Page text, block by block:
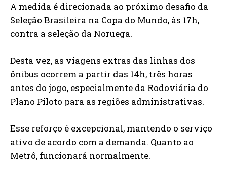
A medida é direcionada ao próximo desafio da
Seleção Brasileira na Copa do Mundo, às 17h,
contra a seleção da Noruega.
Desta vez, as viagens extras das linhas dos
ônibus ocorrem a partir das 14h, três horas
antes do jogo, especialmente da Rodoviária do
Plano Piloto para as regiões administrativas.
Esse reforço é excepcional, mantendo o serviço
ativo de acordo com a demanda. Quanto ao
Metrô, funcionará normalmente.